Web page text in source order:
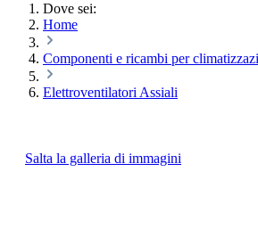
Dove sei:
Home
Componenti e ricambi per
Elettroventilatori Assiali
Salta la galleria di immagini